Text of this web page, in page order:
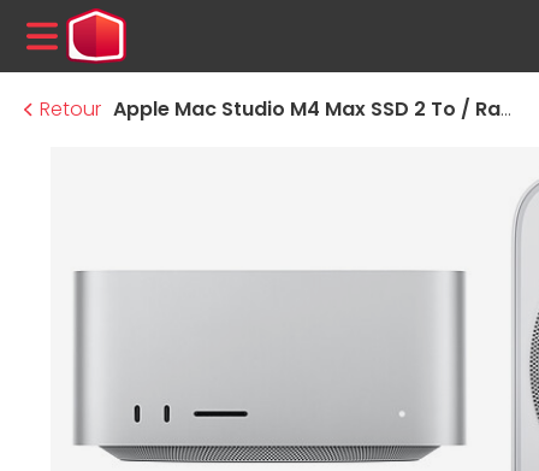
MENU
Retour
Apple Mac Studio M4 Max SSD 2 To / Ram 36 Go - GPU 32 coeurs (MU963FN/A-2TB-CPU14/GPU32-36GB-2TB)